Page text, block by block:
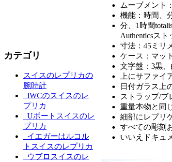
カテゴリ
スイスのレプリカの
腕時計
IWCのスイスのレ
プリカ
Uボートスイスのレ
プリカ
イエガーはルコル
トスイスのレプリカ
ウブロスイスのレ
ムーブメント
機能：時間、
分、1時間
Authenticsス
寸法：45ミリ
ケース：マッ
文字盤：3黒
上にサファイ
日付ガラス上
ストラップ/ブ
重量本物と同
細部にレプリ
すべての彫刻
いいえドキュ